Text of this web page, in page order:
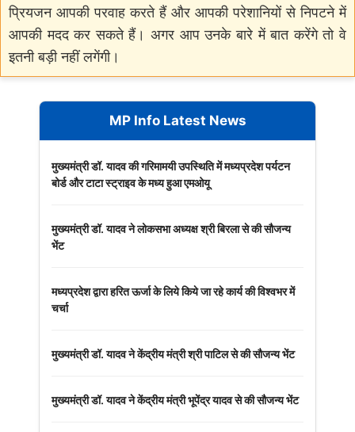
प्रियजन आपकी परवाह करते हैं और आपकी परेशानियों से निपटने में
आपकी मदद कर सकते हैं। अगर आप उनके बारे में बात करेंगे तो वे
इतनी बड़ी नहीं लगेंगी।
MP Info Latest News
मुख्यमंत्री डॉ. यादव की गरिमामयी उपस्थिति में मध्यप्रदेश पर्यटन
बोर्ड और टाटा स्ट्राइव के मध्य हुआ एमओयू
मुख्यमंत्री डॉ. यादव ने लोकसभा अध्यक्ष श्री बिरला से की सौजन्य
भेंट
मध्यप्रदेश द्वारा हरित ऊर्जा के लिये किये जा रहे कार्य की विश्वभर में
चर्चा
मुख्यमंत्री डॉ. यादव ने केंद्रीय मंत्री श्री पाटिल से की सौजन्य भेंट
मुख्यमंत्री डॉ. यादव ने केंद्रीय मंत्री भूपेंद्र यादव से की सौजन्य भेंट